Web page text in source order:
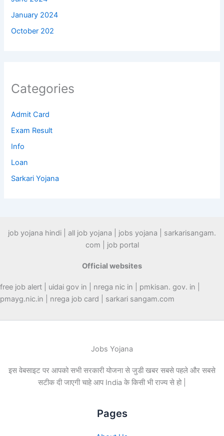
January 2024
October 202
Categories
Admit Card
Exam Result
Info
Loan
Sarkari Yojana
job yojana hindi | all job yojana | jobs yojana | sarkarisangam.
com | job portal
Official websites
free job alert | uidai gov in | nrega nic in | pmkisan. gov. in |
pmayg.nic.in | nrega job card | sarkari sangam.com
Jobs Yojana
इस वेबसाइट पर आपको सभी सरकारी योजना से जुडी खबर सबसे पहले और सबसे
सटीक दी जाएगी चाहे आप India के किसी भी राज्य से हो |
Pages